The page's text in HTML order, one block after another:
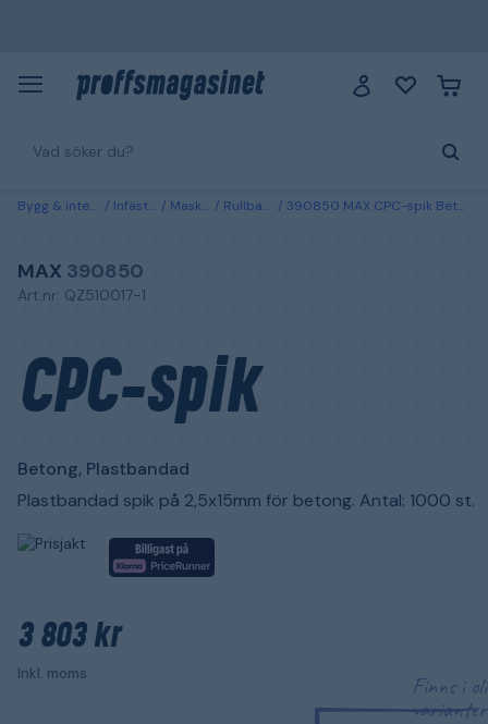
Bygg & interiör Infästning Maskinspik Rullbandad spik 390850 MAX CPC-spik Betong, Plastbandad 2,5x15 mm, 1000-pack
MAX 390850
Art.nr: QZ510017-1
CPC-spik
Betong, Plastbandad
Plastbandad spik på 2,5x15mm för betong. Antal: 1000 st.
3 803 kr
Inkl. moms
Finns i
varianter